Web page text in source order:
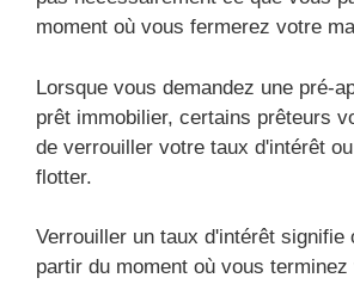
moment où vous fermerez votre
Lorsque vous demandez une pré-
prêt immobilier, certains prêteurs
de verrouiller votre taux d'intérêt
flotter.
Verrouiller un taux d'intérêt signifie
partir du moment où vous